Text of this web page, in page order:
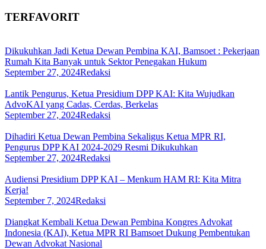
TERFAVORIT
Dikukuhkan Jadi Ketua Dewan Pembina KAI, Bamsoet : Pekerjaan
Rumah Kita Banyak untuk Sektor Penegakan Hukum
September 27, 2024Redaksi
Lantik Pengurus, Ketua Presidium DPP KAI: Kita Wujudkan
AdvoKAI yang Cadas, Cerdas, Berkelas
September 27, 2024Redaksi
Dihadiri Ketua Dewan Pembina Sekaligus Ketua MPR RI,
Pengurus DPP KAI 2024-2029 Resmi Dikukuhkan
September 27, 2024Redaksi
Audiensi Presidium DPP KAI – Menkum HAM RI: Kita Mitra
Kerja!
September 7, 2024Redaksi
Diangkat Kembali Ketua Dewan Pembina Kongres Advokat
Indonesia (KAI), Ketua MPR RI Bamsoet Dukung Pembentukan
Dewan Advokat Nasional